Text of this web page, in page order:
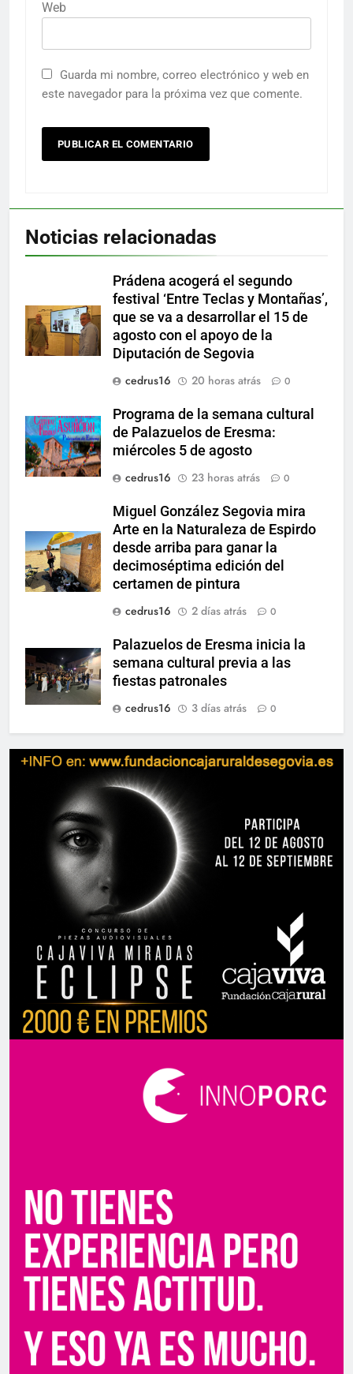
Web
Guarda mi nombre, correo electrónico y web en
este navegador para la próxima vez que comente.
Noticias relacionadas
Prádena acogerá el segundo
festival ‘Entre Teclas y Montañas’,
que se va a desarrollar el 15 de
agosto con el apoyo de la
Diputación de Segovia
cedrus16
20 horas atrás 0
Programa de la semana cultural
de Palazuelos de Eresma:
miércoles 5 de agosto
cedrus16
23 horas atrás 0
Miguel González Segovia mira
Arte en la Naturaleza de Espirdo
desde arriba para ganar la
decimoséptima edición del
certamen de pintura
cedrus16
2 días atrás 0
Palazuelos de Eresma inicia la
semana cultural previa a las
fiestas patronales
cedrus16
3 días atrás 0